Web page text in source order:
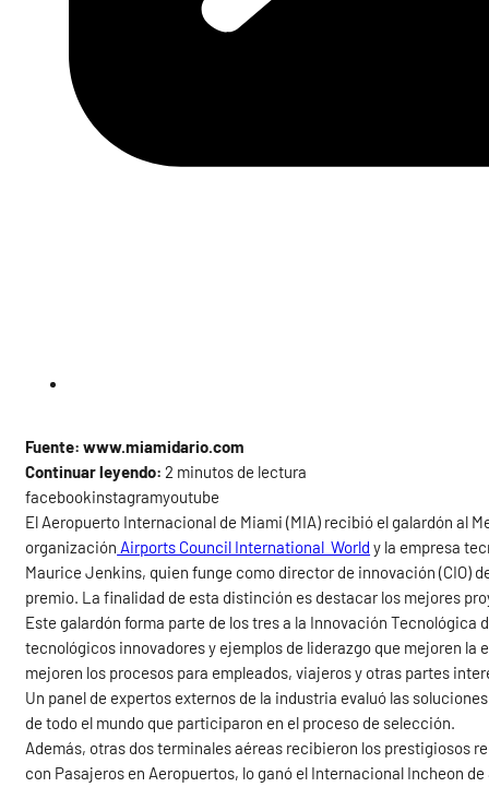
Fuente: www.miamidario.com
Continuar leyendo: 2 minutos de lectura
facebookinstagramyoutube
El Aeropuerto Internacional de Miami (MIA) recibió el galardón al
organización Airports Council International World y la empresa
Maurice Jenkins, quien funge como director de innovación (CIO)
premio. La finalidad de esta distinción es destacar los mejores
Este galardón forma parte de los tres a la Innovación
tecnológicos innovadores y ejemplos de liderazgo que mejoren
mejoren los procesos para empleados, viajeros y otras partes
Un panel de expertos externos de la industria evaluó las
de todo el mundo que participaron en el proceso de selección.
Además, otras dos terminales aéreas recibieron los prestigiosos
con Pasajeros en Aeropuertos, lo ganó el Internacional Incheon